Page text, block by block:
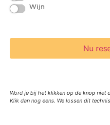
Wijn
Nu
Word je bij het klikken op de knop niet
Klik dan nog eens. We lossen dit